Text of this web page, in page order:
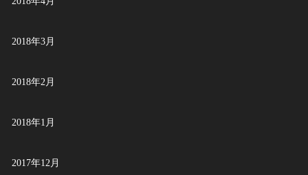
2018年3月
2018年2月
2018年1月
2017年12月